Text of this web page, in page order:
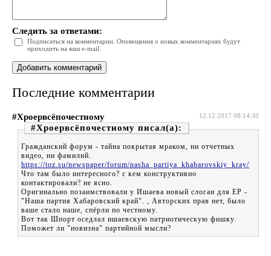
Следить за ответами:
Подписаться на комментарии. Оповещения о новых комментариях будут
приходить на ваш e-mail.
Последние комментарии
12.12.2017 08:14:30
#Хроервсёпочестному
#Хроервсёпочестному
Гражданский форум - тайна покрытая мраком, ни отчетных
видео, ни фамилий.
https://toz.su/newspaper/forum/nasha_partiya_khabarovskiy_kray/
Что там было интересного? с кем конструктивно
контактировали? не ясно.
Оригинально позаимствовали у Ишаева новый слоган для ЕР -
"Наша партия Хабаровский край". , Авторских прав нет, было
ваше стало наше, спёрли по честному.
Вот так Шпорт оседлал ишаевскую патриотическую фишку.
Поможет ли "новизна" партийной мысли?